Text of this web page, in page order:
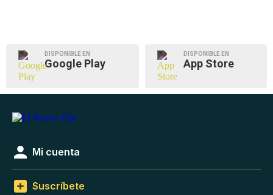
DISPONIBLE EN
Google Play
DISPONIBLE EN
App Store
Mi cuenta
Suscríbete